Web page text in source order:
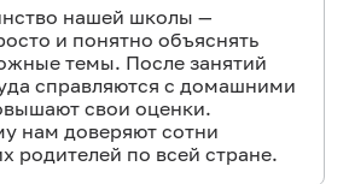
нашей школы —
и понятно объяснять
темы. После занятий
справляются с домашними
свои оценки.
нам доверяют сотни
родителей по всей стране.